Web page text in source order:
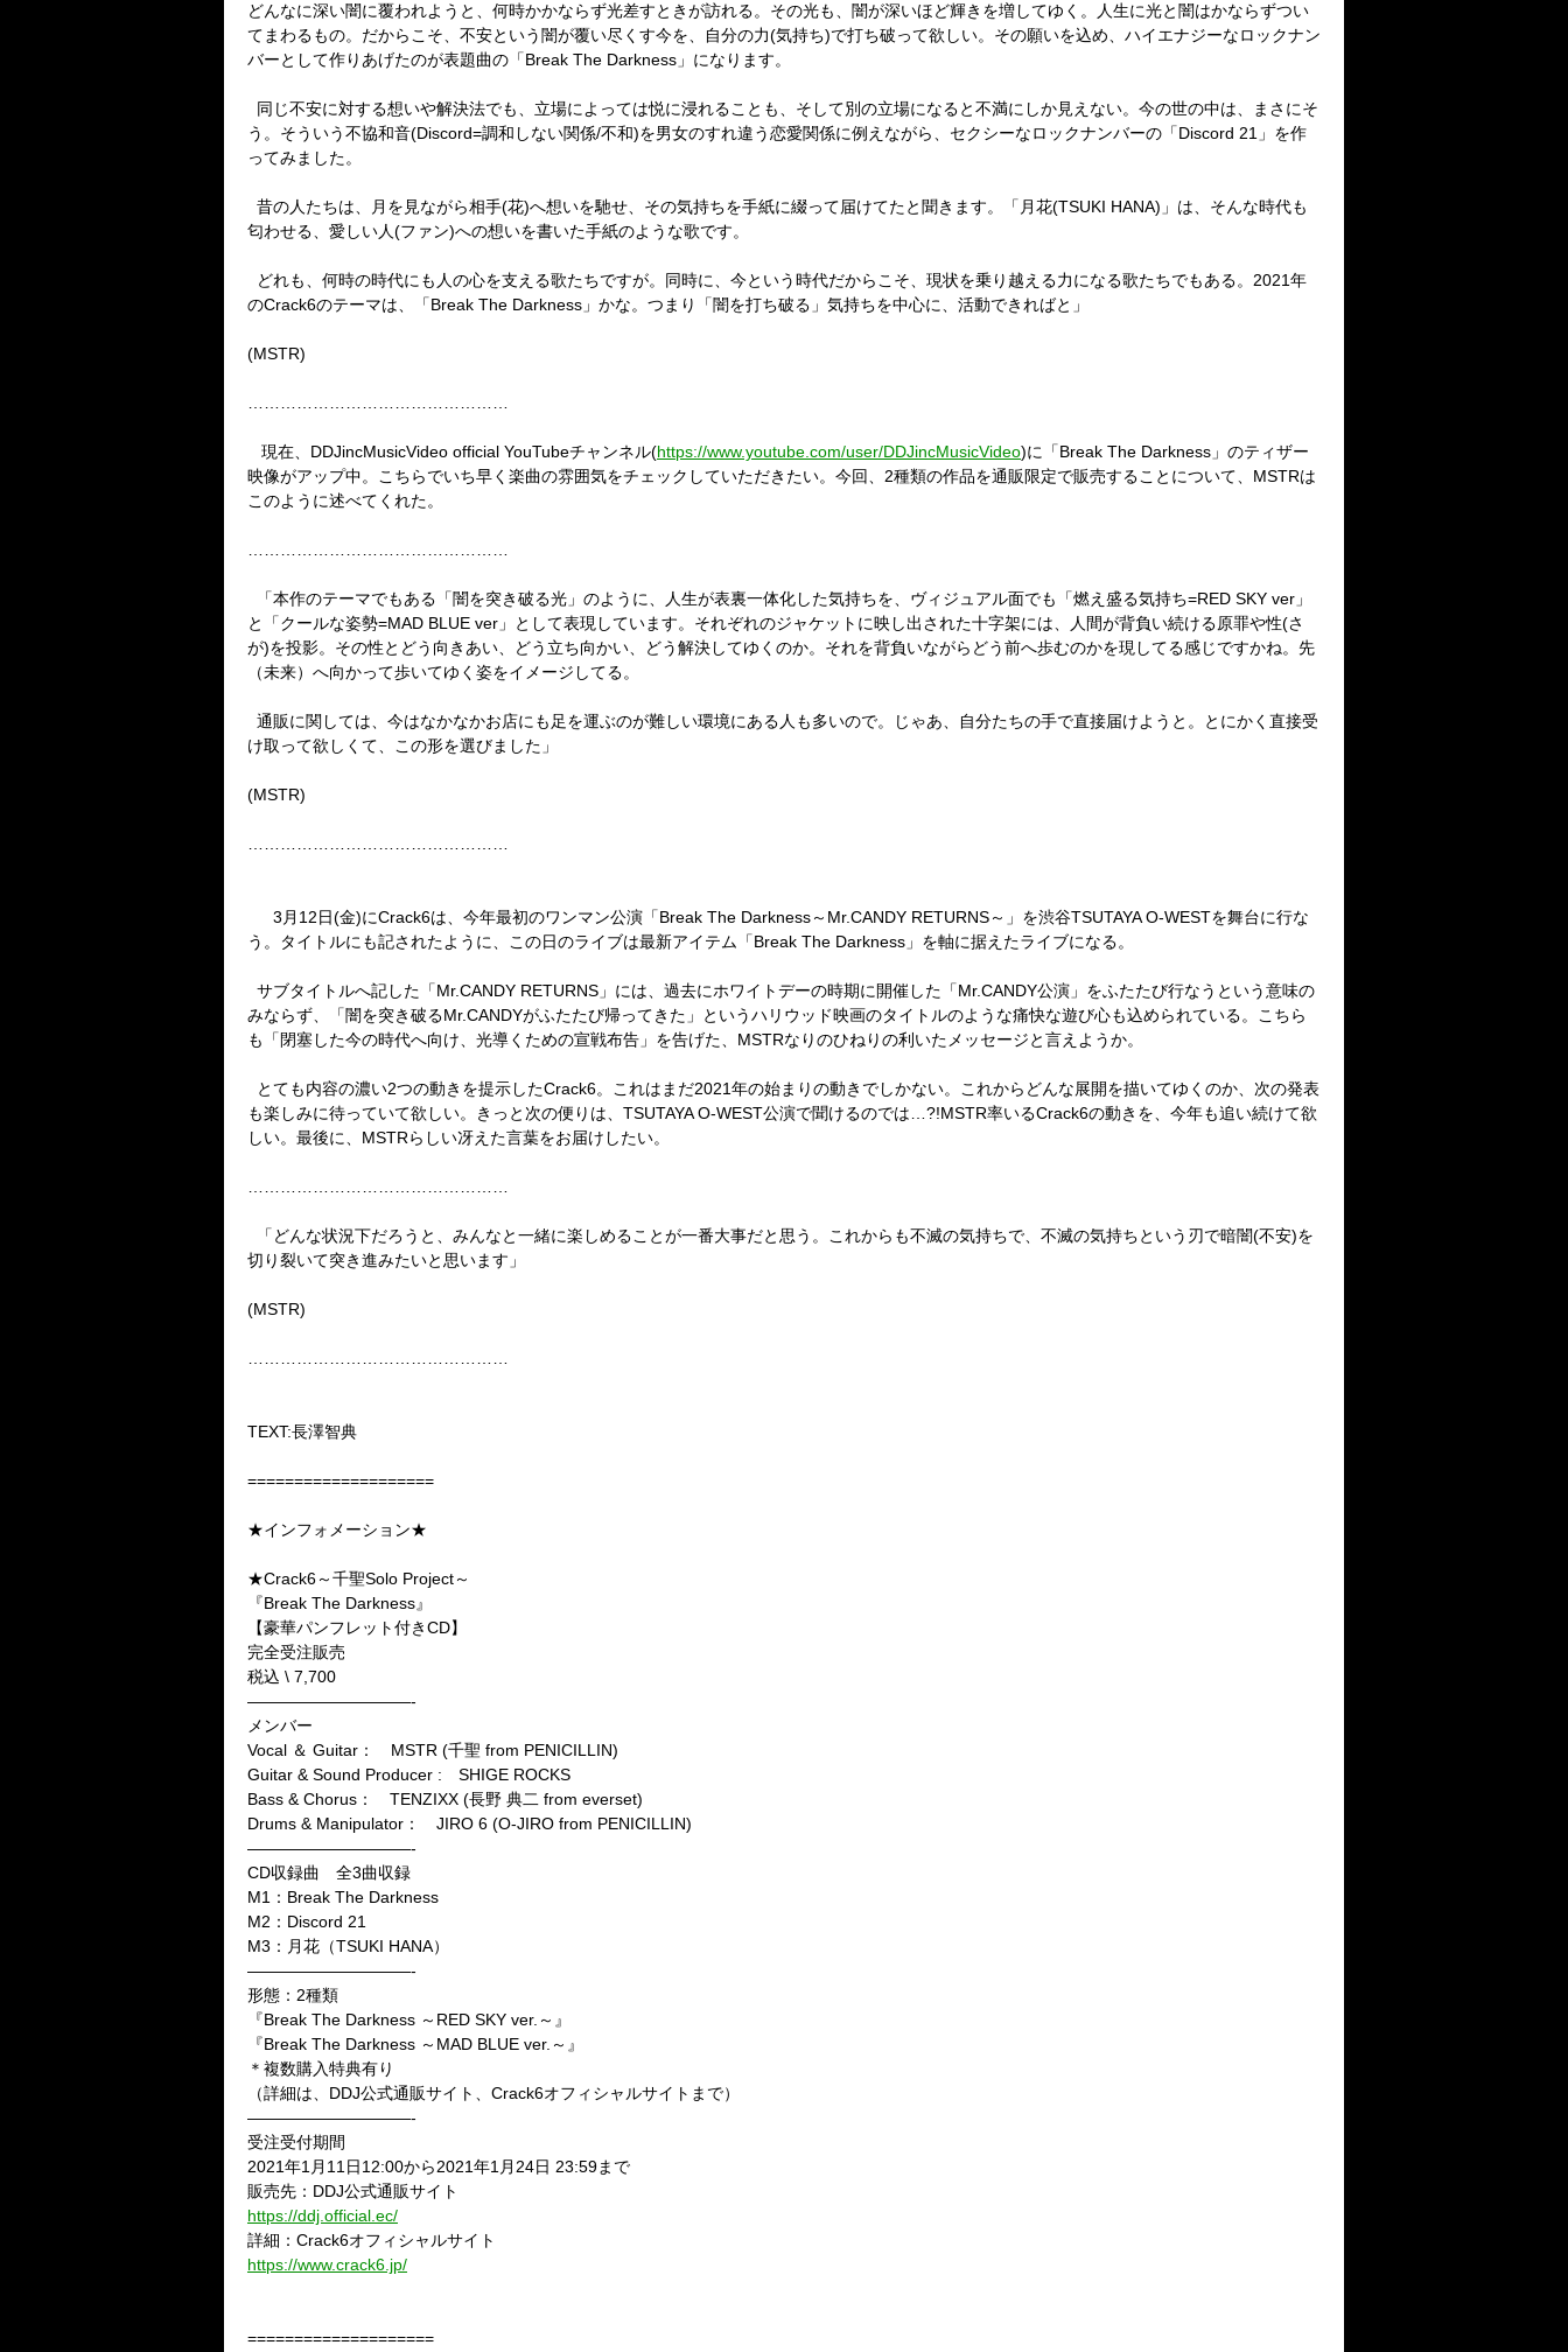
どんなに深い闇に覆われようと、何時かかならず光差すときが訪れる。その光も、闇が深いほど輝きを増してゆく。人生に光と闇はかならずつい
てまわるもの。だからこそ、不安という闇が覆い尽くす今を、自分の力(気持ち)で打ち破って欲しい。その願いを込め、ハイエナジーなロックナン
バーとして作りあげたのが表題曲の「Break The Darkness 」になります。
同じ不安に対する想いや解決法でも、立場によっては悦に浸れることも、そして別の立場になると不満にしか見えない。今の世の中は、まさにそ
う。そういう不協和音(Discord=調和しない関係/不和)を男女のすれ違う恋愛関係に例えながら、セクシーなロックナンバーの「Discord 21 」を作
ってみました。
昔の人たちは、月を見ながら相手(花)へ想いを馳せ、その気持ちを手紙に綴って届けてたと聞きます。「月花(TSUKI HANA) 」は、そんな時代も
匂わせる、愛しい人(ファン)への想いを書いた手紙のような歌です。
どれも、何時の時代にも人の心を支える歌たちですが。同時に、今という時代だからこそ、現状を乗り越える力になる歌たちでもある。 2021年
のCrack6のテーマは、「Break The Darkness 」かな。つまり「闇を打ち破る」気持ちを中心に、活動できればと」
(MSTR)
現在、 DDJincMusicVideo official YouTubeチャンネル(https://www.youtube.com/user/DDJincMusicVideo)に「Break The Darkness 」のティザー
映像がアップ中。こちらでいち早く楽曲の雰囲気をチェックしていただきたい。今回、 2種類の作品を通販限定で販売することについて、 MSTRは
このように述べてくれた。
「本作のテーマでもある「闇を突き破る光」のように、人生が表裏一体化した気持ちを、ヴィジュアル面でも「燃え盛る気持ち=RED SKY ver 」
と「クールな姿勢=MAD BLUE ver 」として表現しています。それぞれのジャケットに映し出された十字架には、人間が背負い続ける原罪や性(さ
が)を投影。その性とどう向きあい、どう立ち向かい、どう解決してゆくのか。それを背負いながらどう前へ歩むのかを現してる感じですかね。先
（未来）へ向かって歩いてゆく姿をイメージしてる。
通販に関しては、今はなかなかお店にも足を運ぶのが難しい環境にある人も多いので。じゃあ、自分たちの手で直接届けようと。とにかく直接受
け取って欲しくて、この形を選びました」
(MSTR)
3 月 12日(金)にCrack6は、今年最初のワンマン公演「Break The Darkness～ Mr.CANDY RETURNS～」を渋谷TSUTAYA O-WESTを舞台に行な
う。タイトルにも記されたように、この日のライブは最新アイテム「Break The Darkness 」を軸に据えたライブになる。
サブタイトルへ記した「Mr.CANDY RETURNS 」には、過去にホワイトデーの時期に開催した「Mr.CANDY公演」をふたたび行なうという意味の
みならず、「闇を突き破るMr.CANDYがふたたび帰ってきた」というハリウッド映画のタイトルのような痛快な遊び心も込められている。こちら
も「閉塞した今の時代へ向け、光導くための宣戦布告」を告げた、 MSTRなりのひねりの利いたメッセージと言えようか。
とても内容の濃い2つの動きを提示したCrack6。これはまだ2021年の始まりの動きでしかない。これからどんな展開を描いてゆくのか、次の発表
も楽しみに待っていて欲しい。きっと次の便りは、 TSUTAYA O-WEST公演で聞けるのでは …?!MSTR率いるCrack6の動きを、今年も追い続けて欲
しい。最後に、 MSTRらしい冴えた言葉をお届けしたい。
「どんな状況下だろうと、みんなと一緒に楽しめることが一番大事だと思う。これからも不滅の気持ちで、不滅の気持ちという刃で暗闇(不安)を
切り裂いて突き進みたいと思います」
(MSTR)
TEXT:長澤智典
====================
★インフォメーション★
★Crack6～千聖Solo Project～
『Break The Darkness』
【豪華パンフレット付きCD】
完全受注販売
税込 \ 7,700
——————————-
メンバー
Vocal ＆ Guitar ： MSTR (千聖 from PENICILLIN)
Guitar & Sound Producer :
SHIGE ROCKS
Bass & Chorus ： TENZIXX (長野 典二 from everset)
Drums & Manipulator ： JIRO 6 (O-JIRO from PENICILLIN)
——————————-
CD収録曲 全3曲収録
M1 ： Break The Darkness
M2 ： Discord 21
M3 ：月花（TSUKI HANA）
——————————-
形態： 2種類
『Break The Darkness ～ RED SKY ver. ～』
『Break The Darkness ～ MAD BLUE ver. ～』
＊複数購入特典有り
（詳細は、 DDJ公式通販サイト、 Crack6オフィシャルサイトまで）
——————————-
受注受付期間
2021年1 月 11 日12:00から2021年1 月 24日 23:59まで
販売先： DDJ公式通販サイト
https://ddj.official.ec/
詳細： Crack6オフィシャルサイト
https://www.crack6.jp/
====================